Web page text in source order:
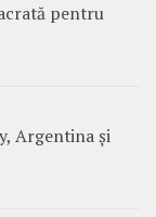
pentru
Argentina și